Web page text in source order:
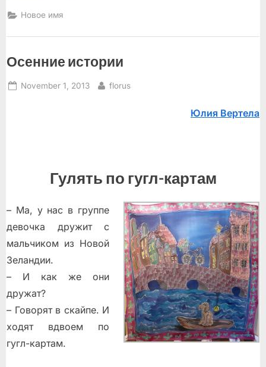
Новое имя
Осенние истории
Posted
November 1, 2013 By
florus
Юлия Вертела
Гулять по гугл-картам
– Ма, у нас в группе
девочка дружит с
мальчиком из Новой
Зеландии.
– И как же они
дружат?
– Говорят в скайпе. И
ходят вдвоем по
гугл-картам.